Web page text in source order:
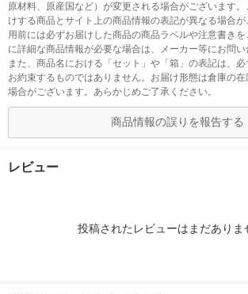
原材料、原産国など）が変更される場合がございます
けする商品とサイト上の商品情報の表記が異なる場合
用前には必ずお届けした商品の商品ラベルや注意書き
に詳細な商品情報が必要な場合は、メーカー等にお問い
また、商品名における「セット」や「箱」の表記は、
お約束するものではありません。お届け形態は倉庫の
場合がございます。あらかじめご了承ください。
商品情報の誤りを報告する
レビュー
投稿されたレビューはまだありま